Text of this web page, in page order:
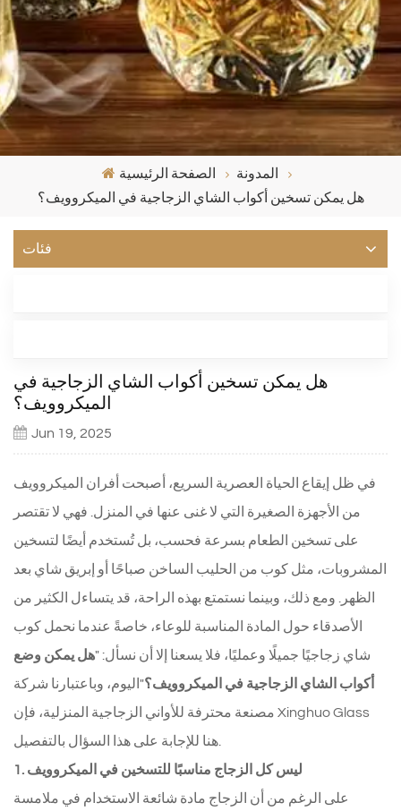
الصفحة الرئيسية
المدونة
هل يمكن تسخين أكواب الشاي الزجاجية في الميكروويف؟
فئات
هل يمكن تسخين أكواب الشاي الزجاجية في
الميكروويف؟
Jun 19, 2025
في ظل إيقاع الحياة العصرية السريع، أصبحت أفران الميكروويف
من الأجهزة الصغيرة التي لا غنى عنها في المنزل. فهي لا تقتصر
على تسخين الطعام بسرعة فحسب، بل تُستخدم أيضًا لتسخين
المشروبات، مثل كوب من الحليب الساخن صباحًا أو إبريق شاي بعد
الظهر. ومع ذلك، وبينما نستمتع بهذه الراحة، قد يتساءل الكثير من
الأصدقاء حول المادة المناسبة للوعاء، خاصةً عندما نحمل كوب
شاي زجاجيًا جميلًا وعمليًا، فلا يسعنا إلا أن نسأل: "هل يمكن وضع
أكواب الشاي الزجاجية في الميكروويف؟"اليوم، وباعتبارنا شركة
مصنعة محترفة للأواني الزجاجية المنزلية، فإن Xinghuo Glass
هنا للإجابة على هذا السؤال بالتفصيل.
1. ليس كل الزجاج مناسبًا للتسخين في الميكروويف
على الرغم من أن الزجاج مادة شائعة الاستخدام في ملامسة